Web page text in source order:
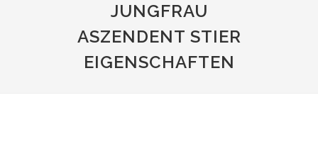
JUNGFRAU
ASZENDENT STIER
EIGENSCHAFTEN